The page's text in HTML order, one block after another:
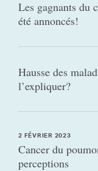
Les gagnants du
été annoncés!
Hausse des
l’expliquer?
2 FÉVRIER 2023
Cancer du
perceptions